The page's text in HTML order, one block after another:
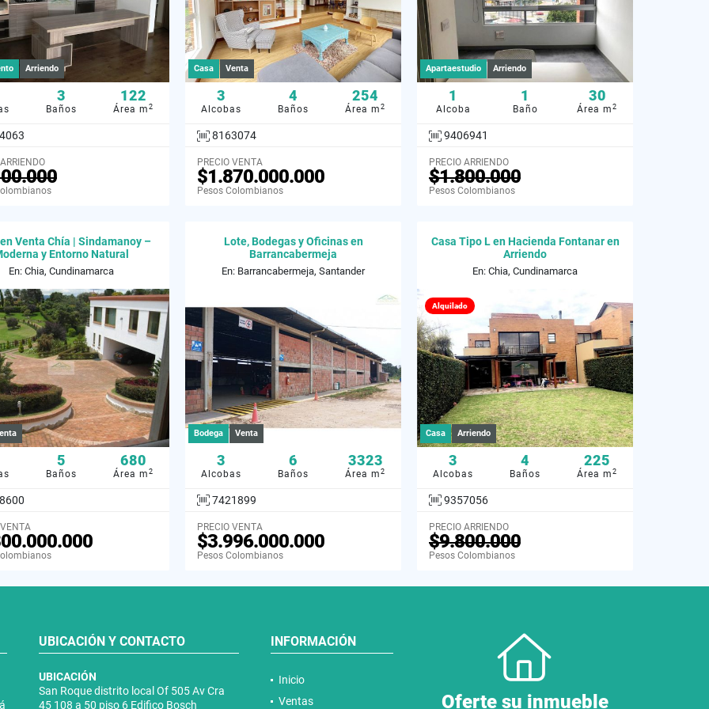
Arriendo
3
Baños
122
Área m 2
Casa Venta
3
Alcobas
4
Baños
254
Área m 2
8163074
PRECIO VENTA
$1.870.000.000
Pesos Colombianos
Apartaestudio Arriendo
1
Alcoba
1
Baño
30
Área m 2
9406941
PRECIO ARRIENDO
$1.800.000
Pesos Colombianos
Venta Chía | Sindamanoy –
y Entorno Natural
En: Chia, Cundinamarca
5
Baños
680
Área m 2
Lote, Bodegas y Oficinas en
Barrancabermeja
En: Barrancabermeja, Santander
Bodega Venta
3
Alcobas
6
Baños
3323
Área m 2
7421899
PRECIO VENTA
$3.996.000.000
Pesos Colombianos
Casa Tipo L en Hacienda Fontanar en
Arriendo
En: Chia, Cundinamarca
Alquilado
Casa Arriendo
3
Alcobas
4
Baños
225
Área m 2
9357056
PRECIO ARRIENDO
$9.800.000
Pesos Colombianos
UBICACIÓN Y CONTACTO
UBICACIÓN
San Roque distrito local Of 505 Av Cra
45 108 a 50 piso 6 Edifico Bosch
INFORMACIÓN
Inicio
Ventas
Oferte su inmueble